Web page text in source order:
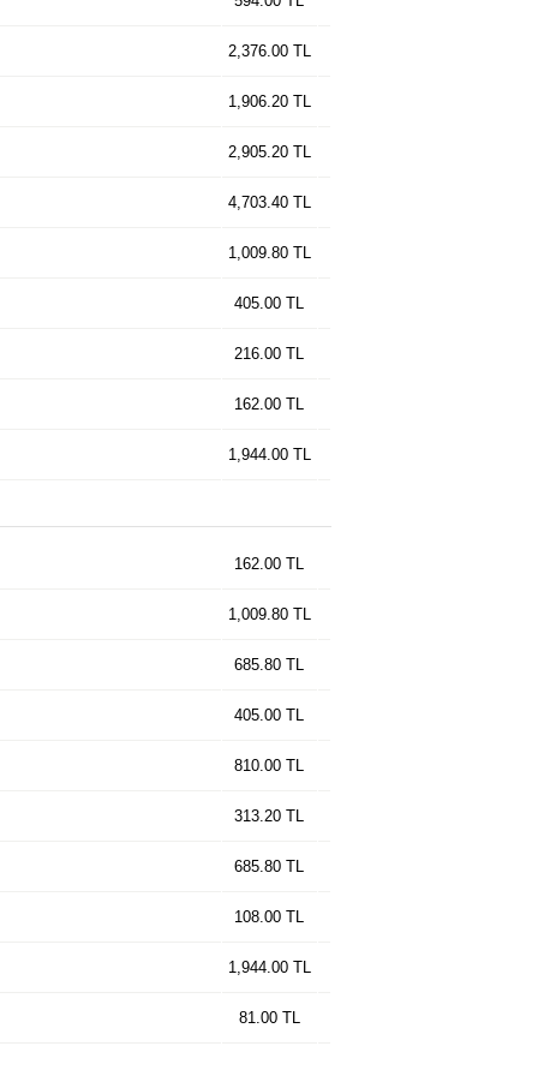
2,376.00 TL
1,906.20 TL
2,905.20 TL
4,703.40 TL
1,009.80 TL
405.00 TL
216.00 TL
162.00 TL
1,944.00 TL
162.00 TL
1,009.80 TL
685.80 TL
405.00 TL
810.00 TL
313.20 TL
685.80 TL
108.00 TL
1,944.00 TL
81.00 TL